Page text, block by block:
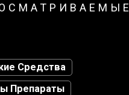
Средства
Препараты